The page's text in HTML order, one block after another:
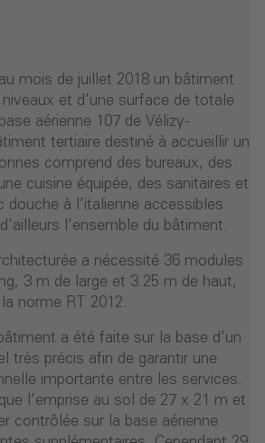
mois de juillet 2018 un bâtiment
et d’une surface de totale
aérienne 107 de Vélizy-
tertiaire destiné à accueillir un
comprend des bureaux, des
cuisine équipée, des sanitaires et
douche à l’italienne accessibles
l’ensemble du bâtiment.
a nécessité 36 modules
3 m de large et 3.25 m de haut,
norme RT 2012.
a été faite sur la base d’un
très précis afin de garantir une
importante entre les services.
l’emprise au sol de 27 x 21 m et
contrôlée sur la base aérienne